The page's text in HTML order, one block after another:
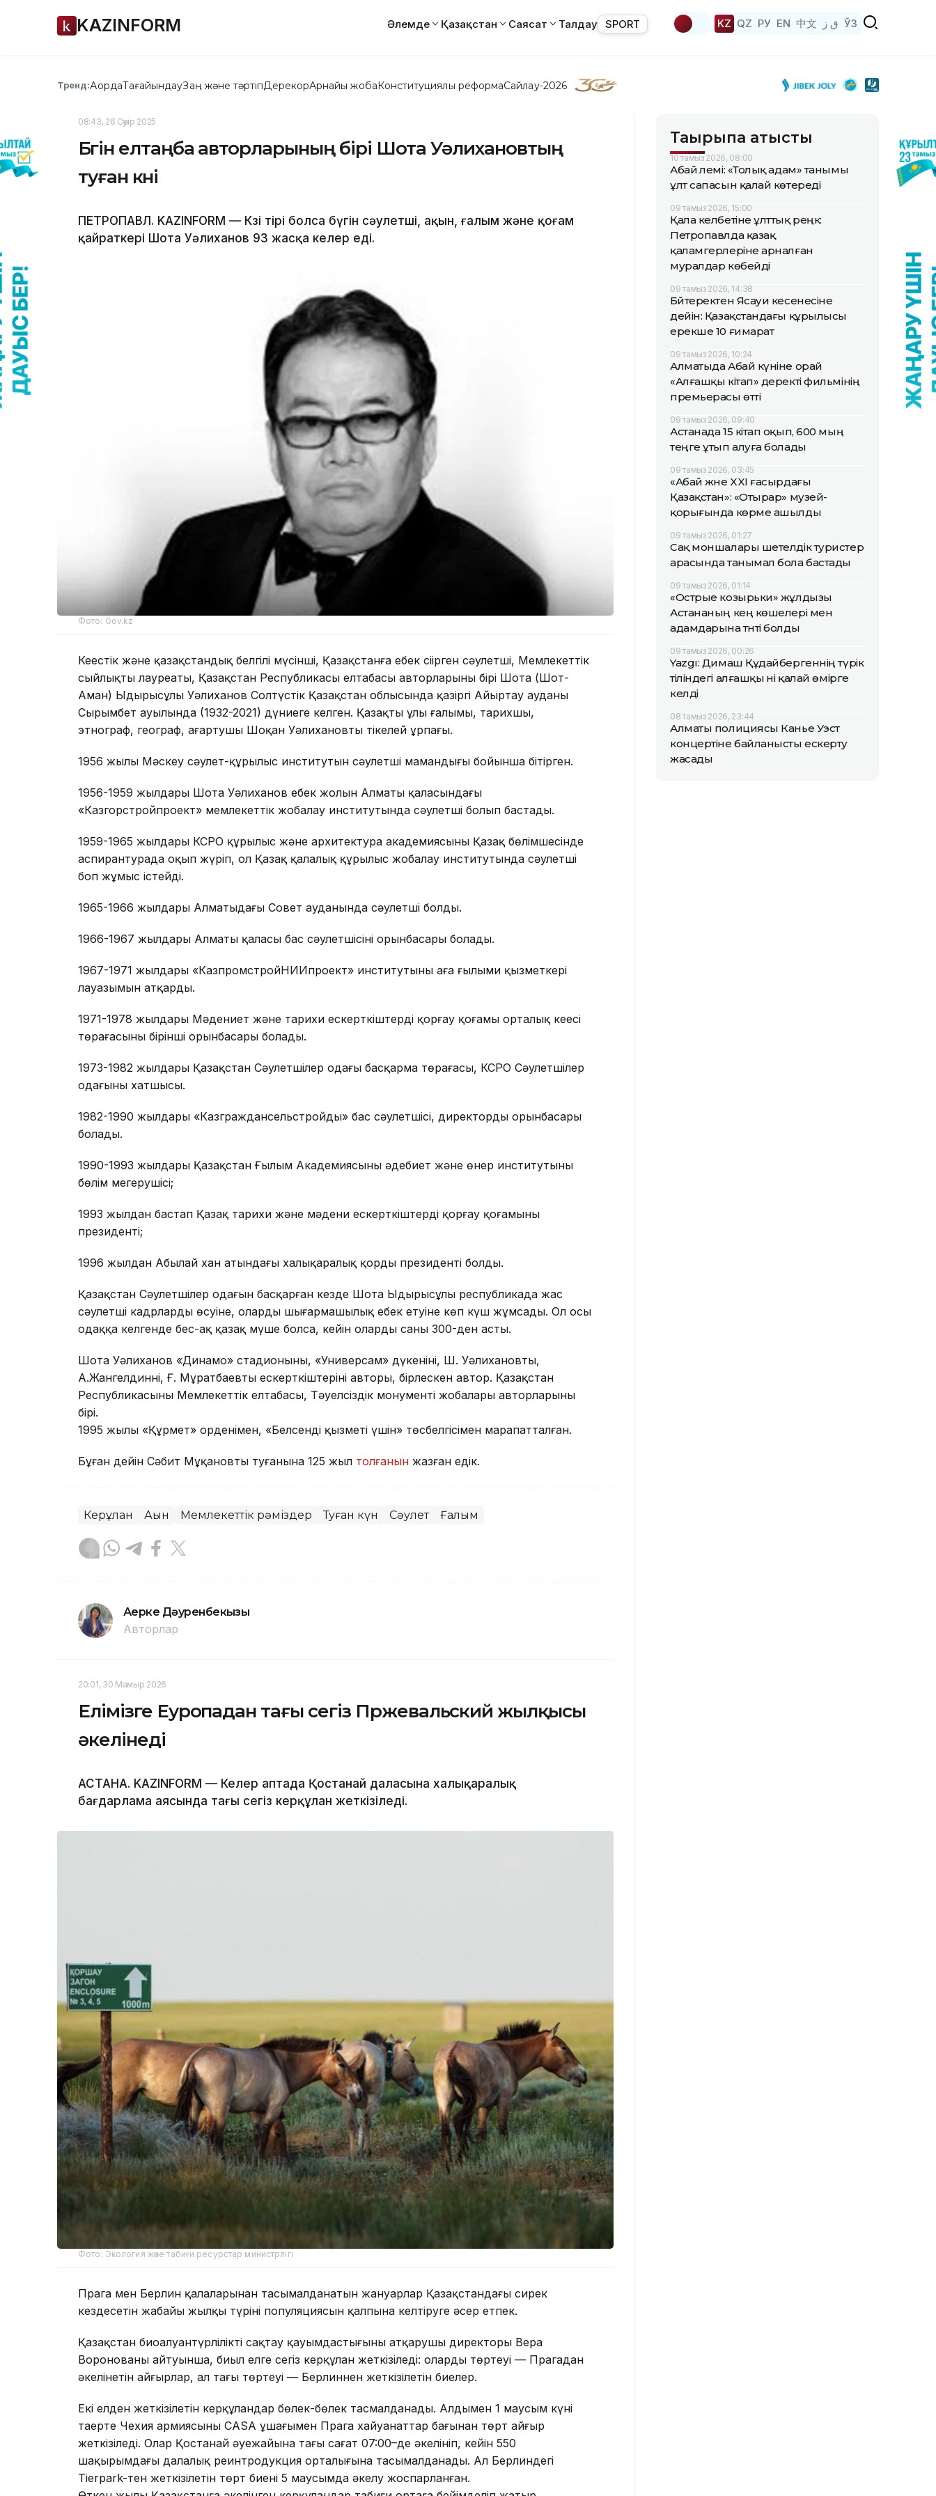
KAZINFORM Әлемде Қазақстан Саясат Талдау SPORT KZ QZ РУ EN 中文 ق ز ЎЗ
Тренд:АқордаТағайындауЗаң және тәртіпДерекқорАрнайы жобаКонституциялық реформаСайлау-2026
08:43, 26 Сәуір 2025
Бүгін елтаңба авторларының бірі Шота Уәлихановтың
туған күні
ПЕТРОПАВЛ. KAZINFORM — Көзі тірі болса бүгін сәулетші, ақын, ғалым және қоғам
қайраткері Шота Уәлиханов 93 жасқа келер еді.
Фото: Gov.kz
Кеңестік және қазақстандық белгілі мүсінші, Қазақстанға еңбек сіңірген сәулетші, Мемлекеттік
сыйлықтың лауреаты, Қазақстан Республикасы елтаңбасы авторларының бірі Шота (Шот-
Аман) Ыдырысұлы Уәлиханов Солтүстік Қазақстан облысында қазіргі Айыртау ауданы
Сырымбет ауылында (1932-2021) дүниеге келген. Қазақтың ұлы ғалымы, тарихшы,
этнограф, географ, ағартушы Шоқан Уәлихановтың тікелей ұрпағы.
1956 жылы Мәскеу сәулет-құрылыс институтын сәулетші мамандығы бойынша бітірген.
1956-1959 жылдары Шота Уәлиханов еңбек жолын Алматы қаласындағы
«Казгорстройпроект» мемлекеттік жобалау институтында сәулетші болып бастады.
1959-1965 жылдары КСРО құрылыс және архитектура академиясының Қазақ бөлімшесінде
аспирантурада оқып жүріп, ол Қазақ қалалық құрылыс жобалау институтында сәулетші
боп жұмыс істейді.
1965-1966 жылдары Алматыдағы Совет ауданында сәулетші болды.
1966-1967 жылдары Алматы қаласы бас сәулетшісінің орынбасары болады.
1967-1971 жылдары «КазпромстройНИИпроект» институтының аға ғылыми қызметкері
лауазымын атқарды.
1971-1978 жылдары Мәдениет және тарихи ескерткіштерді қорғау қоғамы орталық кеңесі
төрағасының бірінші орынбасары болады.
1973-1982 жылдары Қазақстан Сәулетшілер одағы басқарма төрағасы, КСРО Сәулетшілер
одағының хатшысы.
1982-1990 жылдары «Казграждансельстройдың» бас сәулетшісі, директордың орынбасары
болады.
1990-1993 жылдары Қазақстан Ғылым Академиясының әдебиет және өнер институтының
бөлім меңгерушісі;
1993 жылдан бастап Қазақ тарихи және мәдени ескерткіштерді қорғау қоғамының
президенті;
1996 жылдан Абылай хан атындағы халықаралық қордың президенті болды.
Қазақстан Сәулетшілер одағын басқарған кезде Шота Ыдырысұлы республикада жас
сәулетші кадрлардың өсуіне, олардың шығармашылық еңбек етуіне көп күш жұмсады. Ол осы
одаққа келгенде бес-ақ қазақ мүше болса, кейін олардың саны 300-ден асты.
Шота Уәлиханов «Динамо» стадионының, «Универсам» дүкенінің, Ш. Уәлихановтың,
А.Жангелдиннің, Ғ. Мұратбаевтың ескерткіштерінің авторы, бірлескен автор. Қазақстан
Республикасының Мемлекеттік елтаңбасы, Тәуелсіздік монументі жобалары авторларының
бірі.
1995 жылы «Құрмет» орденімен, «Белсенді қызметі үшін» төсбелгісімен марапатталған.
Бұған дейін Сәбит Мұқановтың туғанына 125 жыл толғанын жазған едік.
Керқұлан Ақын Мемлекеттік рәміздер Туған күн Сәулет Ғалым
Ақерке Дәуренбекқызы
Авторлар
20:01, 30 Мамыр 2026
Елімізге Еуропадан тағы сегіз Пржевальский жылқысы
әкелінеді
АСТАНА. KAZINFORM — Келер аптада Қостанай даласына халықаралық
бағдарлама аясында тағы сегіз керқұлан жеткізіледі.
Фото: Экология және табиғи ресурстар министрлігі
Прага мен Берлин қалаларынан тасымалданатын жануарлар Қазақстандағы сирек
кездесетін жабайы жылқы түрінің популяциясын қалпына келтіруге әсер етпек.
Қазақстан биоалуантүрлілікті сақтау қауымдастығының атқарушы директоры Вера
Воронованың айтуынша, биыл елге сегіз керқұлан жеткізіледі: олардың төртеуі — Прагадан
әкелінетін айғырлар, ал тағы төртеуі — Берлиннен жеткізілетін биелер.
Екі елден жеткізілетін керқұландар бөлек-бөлек тасмалданады. Алдымен 1 маусым күні
таңертең Чехия армиясының CASA ұшағымен Прага хайуанаттар бағынан төрт айғыр
жеткізіледі. Олар Қостанай әуежайына таңғы сағат 07:00–де әкелініп, кейін 550
шақырымдағы далалық реинтродукция орталығына тасымалданады. Ал Берлиндегі
Tierpark-тен жеткізілетін төрт биені 5 маусымда әкелу жоспарланған.
Тақырыпқа қатысты
10 тамыз 2026, 08:00
Абай әлемі: «Толық адам» танымы
ұлт сапасын қалай көтереді
09 тамыз 2026, 15:00
Қала келбетіне ұлттық реңк:
Петропавлда қазақ
қаламгерлеріне арналған
муралдар көбейді
09 тамыз 2026, 14:38
Бәйтеректен Ясауи кесенесіне
дейін: Қазақстандағы құрылысы
ерекше 10 ғимарат
09 тамыз 2026, 10:24
Алматыда Абай күніне орай
«Алғашқы кітап» деректі фильмінің
премьерасы өтті
09 тамыз 2026, 09:40
Астанада 15 кітап оқып, 600 мың
теңге ұтып алуға болады
09 тамыз 2026, 03:45
«Абай және XXI ғасырдағы
Қазақстан»: «Отырар» музей-
қорығында көрме ашылды
09 тамыз 2026, 01:27
Сақ моншалары шетелдік туристер
арасында танымал бола бастады
09 тамыз 2026, 01:14
«Острые козырьки» жұлдызы
Астананың кең көшелері мен
адамдарына тәнті болды
09 тамыз 2026, 00:26
Yazgı: Димаш Құдайбергеннің түрік
тіліндегі алғашқы әні қалай өмірге
келді
08 тамыз 2026, 23:44
Алматы полициясы Канье Уэст
концертіне байланысты ескерту
жасады